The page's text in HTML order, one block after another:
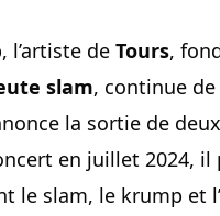
l’artiste de Tours,
slam, continue
la sortie de
en juillet 2024, il
le slam, le krump et